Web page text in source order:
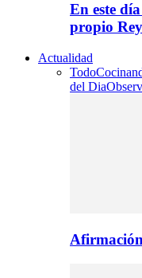
En este
propio Rey
Actualidad
Todo
del Dia